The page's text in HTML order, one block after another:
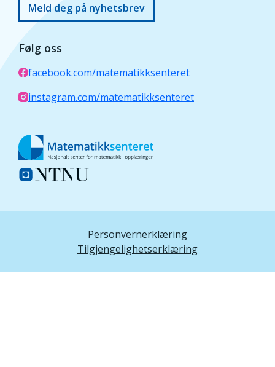
Meld deg på nyhetsbrev
Følg oss
facebook.com/matematikksenteret
instagram.com/matematikksenteret
Personvernerklæring
Tilgjengelighetserklæring